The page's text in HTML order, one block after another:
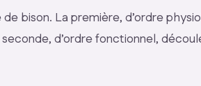
bison. La première, d’ordre
d’ordre fonctionnel,